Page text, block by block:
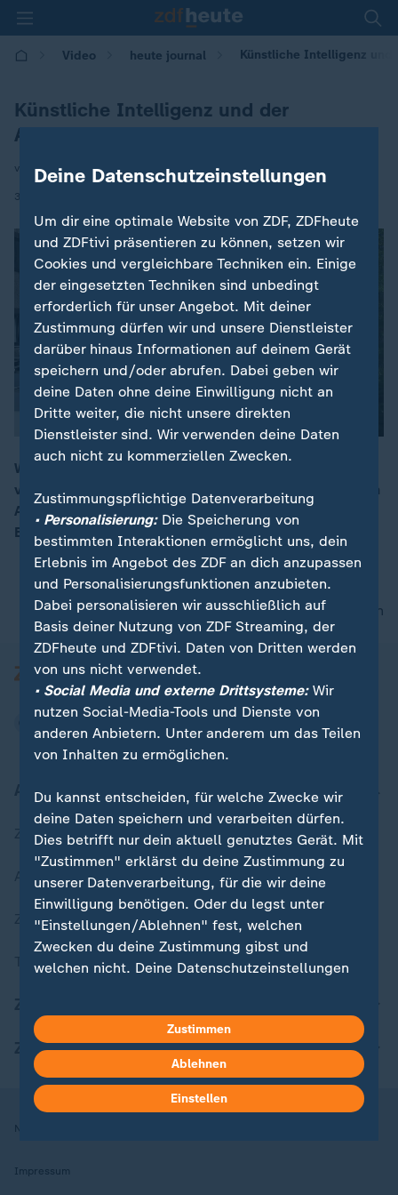
Video heute journal Künstliche Intelligenz und
Künstliche Intelligenz und der
Arbeitsmarkt
von S. Biedenkopf / I. de la Vega
30.10.2025 | 21:45
00:14
Wie wird KI den Arbeitsmarkt in Deutschland
verändern? Sie ist ein zweischneidiges Schwert für den
Arbeitsmarkt: Chance für Innovation, aber auch
Bedrohung von Arbeitsplätzen.
nach oben
Aktuell bei ZDFheute
Zuletzt veröffentlicht
Aktuelle Sendungs-Videos
ZDFheute Stories
Themen im Überblick
ZDFheute Apps
Nutzungsbedingungen
Impressum
Deine Datenschutzeinstellungen
Um dir eine optimale Website von ZDF, ZDFheute
und ZDFtivi präsentieren zu können, setzen wir
Cookies und vergleichbare Techniken ein. Einige
der eingesetzten Techniken sind unbedingt
erforderlich für unser Angebot. Mit deiner
Zustimmung dürfen wir und unsere Dienstleister
darüber hinaus Informationen auf deinem Gerät
speichern und/oder abrufen. Dabei geben wir
deine Daten ohne deine Einwilligung nicht an
Dritte weiter, die nicht unsere direkten
Dienstleister sind. Wir verwenden deine Daten
auch nicht zu kommerziellen Zwecken.
Zustimmungspflichtige Datenverarbeitung
• Personalisierung:Die Speicherung von
bestimmten Interaktionen ermöglicht uns, dein
Erlebnis im Angebot des ZDF an dich anzupassen
und Personalisierungsfunktionen anzubieten.
Dabei personalisieren wir ausschließlich auf
Basis deiner Nutzung von ZDF Streaming, der
ZDFheute und ZDFtivi. Daten von Dritten werden
von uns nicht verwendet.
• Social Media und externe Drittsysteme:Wir
nutzen Social-Media-Tools und Dienste von
anderen Anbietern. Unter anderem um das Teilen
von Inhalten zu ermöglichen.
Du kannst entscheiden, für welche Zwecke wir
deine Daten speichern und verarbeiten dürfen.
Dies betrifft nur dein aktuell genutztes Gerät. Mit
"Zustimmen" erklärst du deine Zustimmung zu
unserer Datenverarbeitung, für die wir deine
Einwilligung benötigen. Oder du legst unter
"Einstellungen/Ablehnen" fest, welchen
Zwecken du deine Zustimmung gibst und
welchen nicht. Deine Datenschutzeinstellungen
Hier findest du das Impressum.
Weitere Informationen findest du in unserer
Datenschutzerklärung.
Zustimmen
Ablehnen
Einstellen